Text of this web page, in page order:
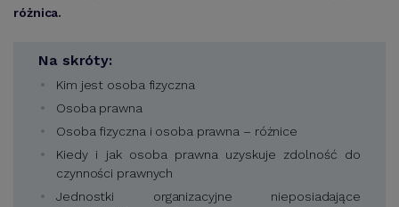
różnica.
Na skróty:
Kim jest osoba fizyczna
Osoba prawna
Osoba fizyczna i osoba prawna – różnice
Kiedy i jak osoba prawna uzyskuje zdolność do
czynności prawnych
Jednostki organizacyjne nieposiadające